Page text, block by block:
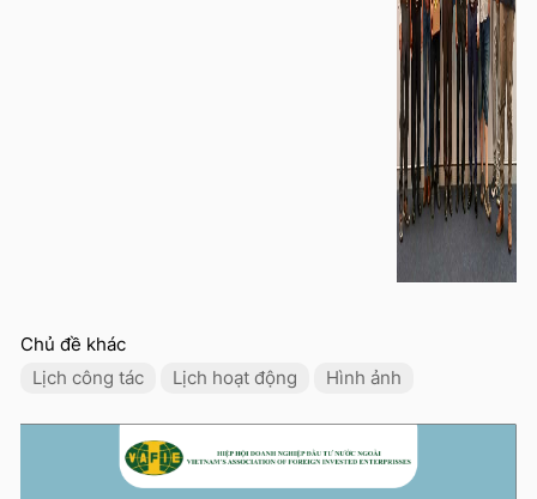
Chủ đề khác
Lịch công tác
Lịch hoạt động Hình ảnh